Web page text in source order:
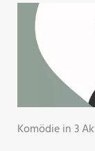
Komödie in 3